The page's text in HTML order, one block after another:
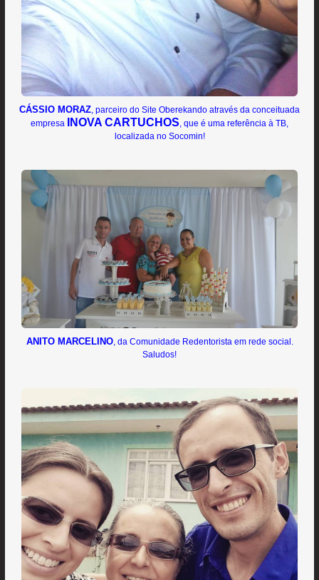
CÁSSIO MORAZ, parceiro do Site Oberekando através da conceituada
empresa
INOVA CARTUCHOS, que é uma referência à TB,
localizada no Socomin!
ANITO MARCELINO, da Comunidade Redentorista em rede social.
Saludos!